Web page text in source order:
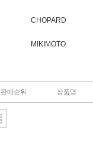
CHOPARD
MIKIMOTO
판매순위 상품명